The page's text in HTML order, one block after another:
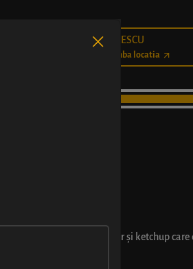
BĂLCESCU
Schimba locatia
bun, cașcaval ras, muștar și ketchup